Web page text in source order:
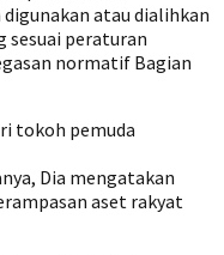
atau dialihkan
sesuai peraturan
normatif Bagian
tokoh pemuda
Dia mengatakan
aset rakyat